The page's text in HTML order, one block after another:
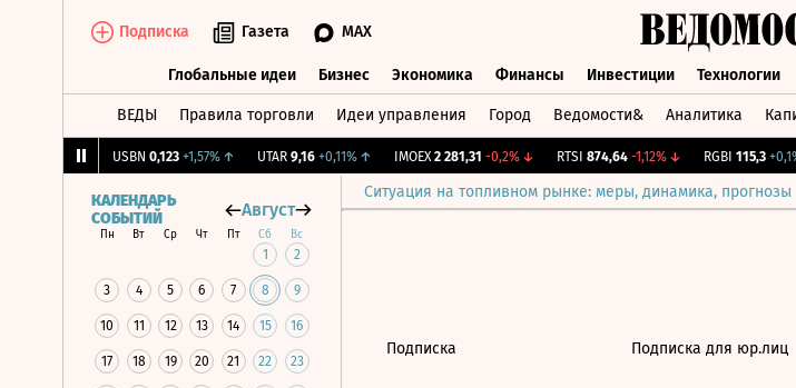
Подписка Газета MAX
Глобальные идеи Бизнес Экономика Финансы Инвестиции Технологии
ВЕДЫ Правила торговли Идеи управления Город Ведомости& Аналитика
USBN 0,123 +1,57%↑ UTAR 9,16 +0,11%↑ IMOEX 2 281,31 -0,2%↓ RTSI 874,64 -1,12%↓ RGBI 115,3 +0,1%
Ситуация на топливном рынке: меры, динамика, прогнозы
КАЛЕНДАРЬ
СОБЫТИЙ
Август
Пн Вт Ср Чт Пт Сб Вс
1 2
3 4 5 6 7 8 9
10 11 12 13 14 15 16
17 18 19 20 21 22 23
Подписка Подписка для юр.лиц